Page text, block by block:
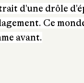
d'une drôle
Ce
avant.